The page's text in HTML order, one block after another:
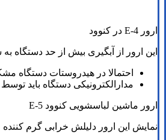
ارور E-4 در کنوود
این ارور از آبگیری بیش از حد دستگاه
احتمالا در هیدروستات دستگاه
مدارالکترونیکی دستگاه باید
ارور ماشین لباسشویی کنوود E-5
نمایش این ارور دلیلش خرابی گرم